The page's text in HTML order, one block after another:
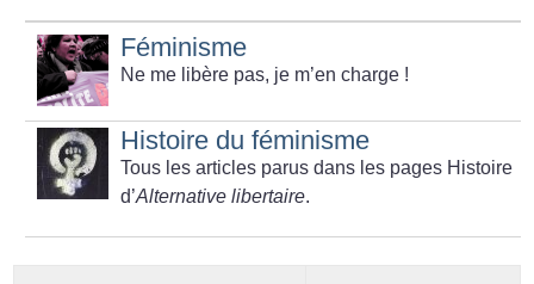
Féminisme
Ne me libère pas, je m’en charge !
Histoire du féminisme
Tous les articles parus dans les pages Histoire
d’Alternative libertaire.